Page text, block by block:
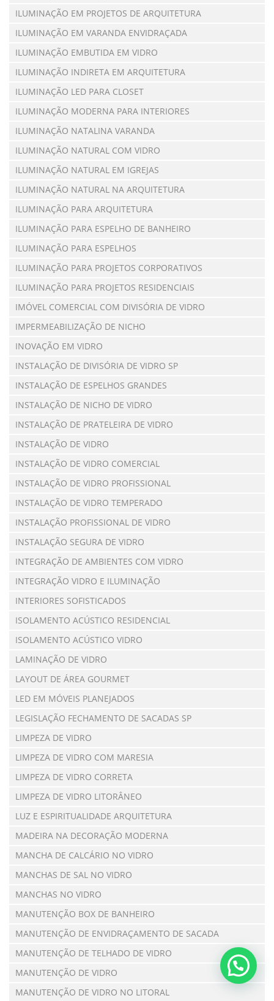
ILUMINAÇÃO EM PROJETOS DE ARQUITETURA
ILUMINAÇÃO EM VARANDA ENVIDRAÇADA
ILUMINAÇÃO EMBUTIDA EM VIDRO
ILUMINAÇÃO INDIRETA EM ARQUITETURA
ILUMINAÇÃO LED PARA CLOSET
ILUMINAÇÃO MODERNA PARA INTERIORES
ILUMINAÇÃO NATALINA VARANDA
ILUMINAÇÃO NATURAL COM VIDRO
ILUMINAÇÃO NATURAL EM IGREJAS
ILUMINAÇÃO NATURAL NA ARQUITETURA
ILUMINAÇÃO PARA ARQUITETURA
ILUMINAÇÃO PARA ESPELHO DE BANHEIRO
ILUMINAÇÃO PARA ESPELHOS
ILUMINAÇÃO PARA PROJETOS CORPORATIVOS
ILUMINAÇÃO PARA PROJETOS RESIDENCIAIS
IMÓVEL COMERCIAL COM DIVISÓRIA DE VIDRO
IMPERMEABILIZAÇÃO DE NICHO
INOVAÇÃO EM VIDRO
INSTALAÇÃO DE DIVISÓRIA DE VIDRO SP
INSTALAÇÃO DE ESPELHOS GRANDES
INSTALAÇÃO DE NICHO DE VIDRO
INSTALAÇÃO DE PRATELEIRA DE VIDRO
INSTALAÇÃO DE VIDRO
INSTALAÇÃO DE VIDRO COMERCIAL
INSTALAÇÃO DE VIDRO PROFISSIONAL
INSTALAÇÃO DE VIDRO TEMPERADO
INSTALAÇÃO PROFISSIONAL DE VIDRO
INSTALAÇÃO SEGURA DE VIDRO
INTEGRAÇÃO DE AMBIENTES COM VIDRO
INTEGRAÇÃO VIDRO E ILUMINAÇÃO
INTERIORES SOFISTICADOS
ISOLAMENTO ACÚSTICO RESIDENCIAL
ISOLAMENTO ACÚSTICO VIDRO
LAMINAÇÃO DE VIDRO
LAYOUT DE ÁREA GOURMET
LED EM MÓVEIS PLANEJADOS
LEGISLAÇÃO FECHAMENTO DE SACADAS SP
LIMPEZA DE VIDRO
LIMPEZA DE VIDRO COM MARESIA
LIMPEZA DE VIDRO CORRETA
LIMPEZA DE VIDRO LITORÂNEO
LUZ E ESPIRITUALIDADE ARQUITETURA
MADEIRA NA DECORAÇÃO MODERNA
MANCHA DE CALCÁRIO NO VIDRO
MANCHAS DE SAL NO VIDRO
MANCHAS NO VIDRO
MANUTENÇÃO BOX DE BANHEIRO
MANUTENÇÃO DE ENVIDRAÇAMENTO DE SACADA
MANUTENÇÃO DE TELHADO DE VIDRO
MANUTENÇÃO DE VIDRO
MANUTENÇÃO DE VIDRO NO LITORAL